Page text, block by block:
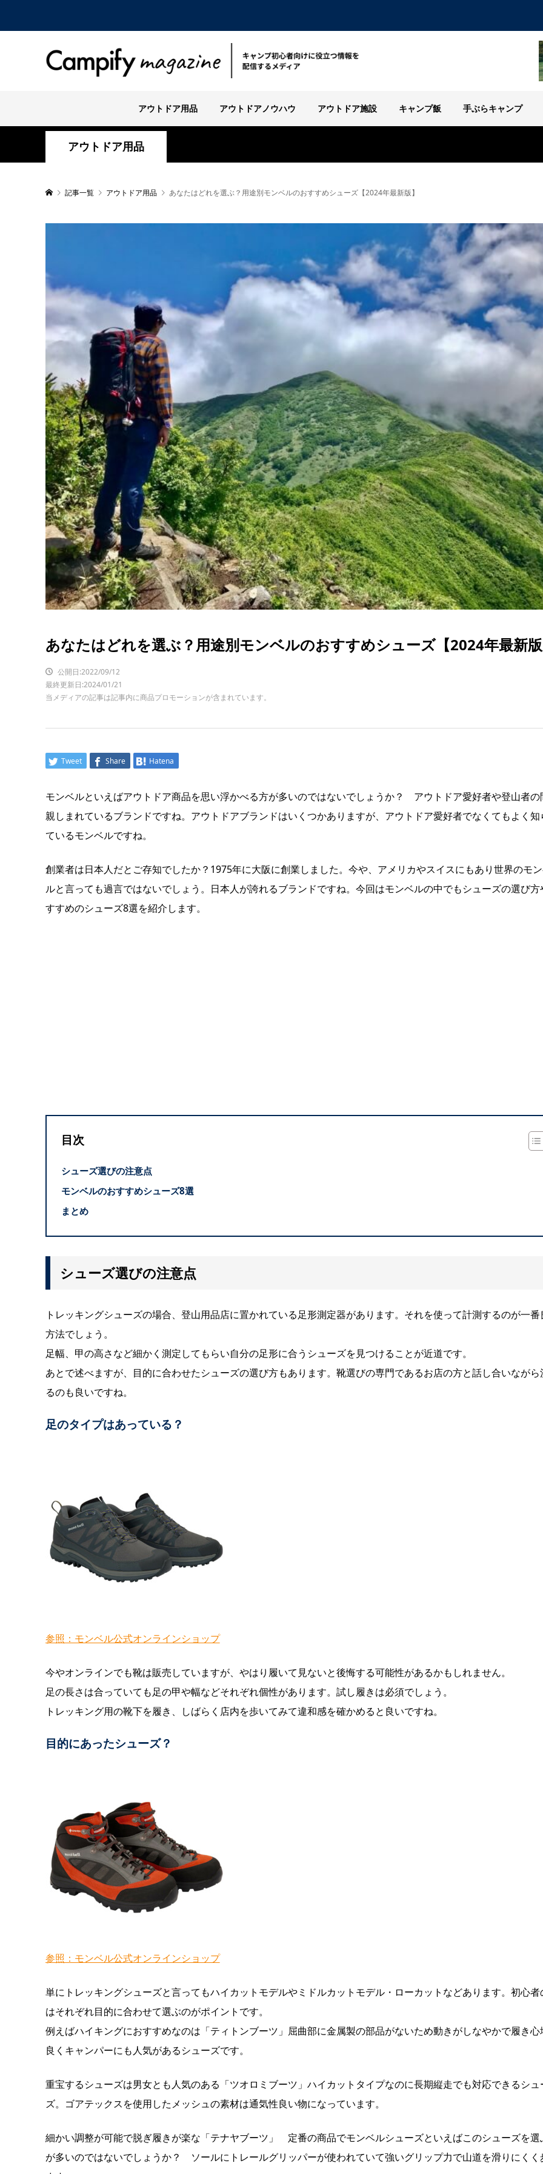
アウトドア用品 アウトドアノウハウ アウトドア施設 キャンプ飯 手ぶらキャンプ
アウトドア用品
記事一覧 アウトドア用品 あなたはどれを選ぶ？用途別モンベルのおすすめシューズ【2024年最新版】
あなたはどれを選ぶ？用途別モンベルのおすすめシューズ【2024年最新
公開日:2022/09/12
最終更新日:2024/01/21
当メディアの記事は記事内に商品プロモーションが含まれています。
Tweet Share Hatena
モンベルといえばアウトドア商品を思い浮かべる方が多いのではないでしょうか？ アウトドア愛好者や登山者の
親しまれているブランドですね。アウトドアブランドはいくつかありますが、アウトドア愛好者でなくてもよく知
ているモンベルですね。
創業者は日本人だとご存知でしたか？1975年に大阪に創業しました。今や、アメリカやスイスにもあり世界のモ
ルと言っても過言ではないでしょう。日本人が誇れるブランドですね。今回はモンベルの中でもシューズの選び方
すすめのシューズ8選を紹介します。
目次
シューズ選びの注意点
モンベルのおすすめシューズ8選
まとめ
シューズ選びの注意点
トレッキングシューズの場合、登山用品店に置かれている足形測定器があります。それを使って計測するのが一番
方法でしょう。
足幅、甲の高さなど細かく測定してもらい自分の足形に合うシューズを見つけることが近道です。
あとで述べますが、目的に合わせたシューズの選び方もあります。靴選びの専門であるお店の方と話し合いながら
るのも良いですね。
足のタイプはあっている？
参照：モンベル公式オンラインショップ
今やオンラインでも靴は販売していますが、やはり履いて見ないと後悔する可能性があるかもしれません。
足の長さは合っていても足の甲や幅などそれぞれ個性があります。試し履きは必須でしょう。
トレッキング用の靴下を履き、しばらく店内を歩いてみて違和感を確かめると良いですね。
目的にあったシューズ？
参照：モンベル公式オンラインショップ
単にトレッキングシューズと言ってもハイカットモデルやミドルカットモデル・ローカットなどあります。初心者
はそれぞれ目的に合わせて選ぶのがポイントです。
例えばハイキングにおすすめなのは「ティトンブーツ」屈曲部に金属製の部品がないため動きがしなやかで履き心
良くキャンパーにも人気があるシューズです。
重宝するシューズは男女とも人気のある「ツオロミブーツ」ハイカットタイプなのに長期縦走でも対応できるシュ
ズ。ゴアテックスを使用したメッシュの素材は通気性良い物になっています。
細かい調整が可能で脱ぎ履きが楽な「テナヤブーツ」 定番の商品でモンベルシューズといえばこのシューズを選
が多いのではないでしょうか？ ソールにトレールグリッパーが使われていて強いグリップ力で山道を滑りにくく